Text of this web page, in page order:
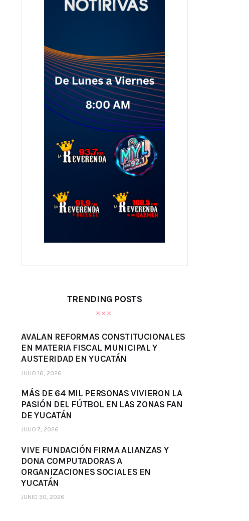
TRENDING POSTS
AVALAN REFORMAS CONSTITUCIONALES
EN MATERIA FISCAL MUNICIPAL Y
AUSTERIDAD EN YUCATÁN
JULIO 16, 2026
MÁS DE 64 MIL PERSONAS VIVIERON LA
PASIÓN DEL FÚTBOL EN LAS ZONAS FAN
DE YUCATÁN
JULIO 7, 2026
VIVE FUNDACIÓN FIRMA ALIANZAS Y
DONA COMPUTADORAS A
ORGANIZACIONES SOCIALES EN
YUCATÁN
JUNIO 30, 2026